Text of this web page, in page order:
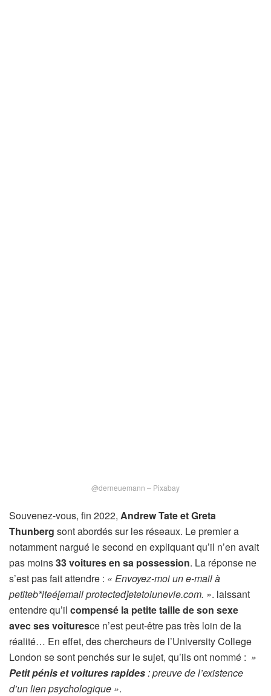
@derneuemann – Pixabay
Souvenez-vous, fin 2022, Andrew Tate et Greta
Thunberg sont abordés sur les réseaux. Le premier a
notamment nargué le second en expliquant qu’il n’en avait
pas moins33 voitures en sa possession. La réponse ne
s’est pas fait attendre : « Envoyez-moi un e-mail à
petiteb*iteé[email protected]etetoiunevie.com. ». laissant
entendre qu’il compensé la petite taille de son sexe
avec ses voituresce n’est peut-être pas très loin de la
réalité… En effet, des chercheurs de l’University College
London se sont penchés sur le sujet, qu’ils ont nommé : »
Petit pénis et voitures rapides : preuve de l’existence
d’un lien psychologique ».